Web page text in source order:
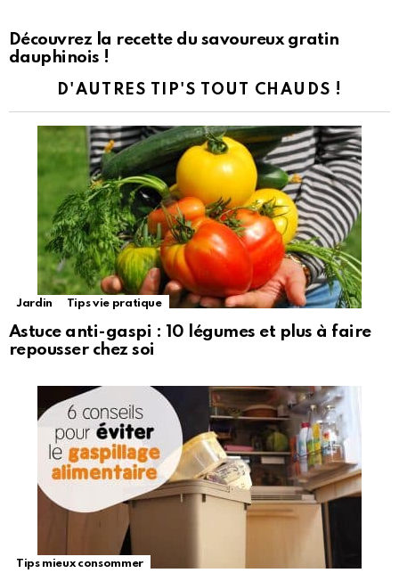
Découvrez la recette du savoureux gratin
dauphinois !
D'AUTRES TIP'S TOUT CHAUDS !
Jardin Tips vie pratique
Astuce anti-gaspi : 10 légumes et plus à faire
repousser chez soi
Tips mieux consommer